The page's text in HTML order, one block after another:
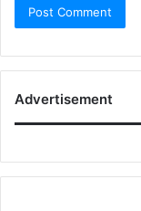
Advertisement